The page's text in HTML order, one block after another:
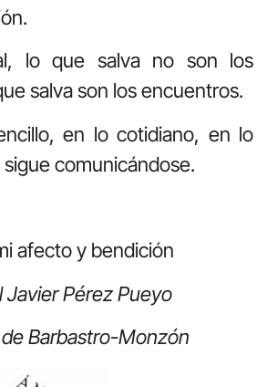
lo que salva no son los
salva son los encuentros.
en lo cotidiano, en lo
comunicándose.
afecto y bendición
Javier Pérez Pueyo
Barbastro-Monzón